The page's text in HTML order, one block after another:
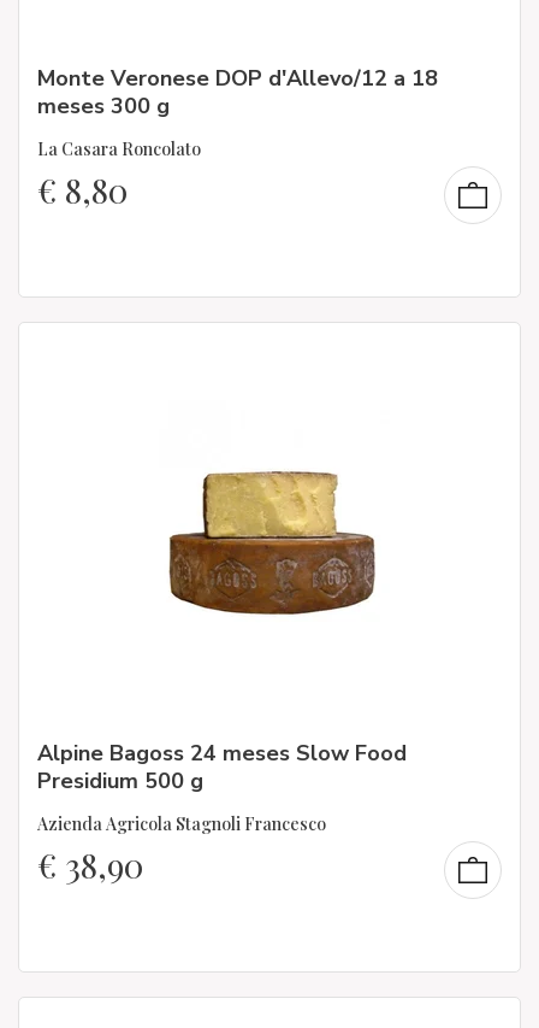
Monte Veronese DOP d'Allevo/12 a 18
meses 300 g
La Casara Roncolato
€ 8,80
Alpine Bagoss 24 meses Slow Food
Presidium 500 g
Azienda Agricola Stagnoli Francesco
€ 38,90